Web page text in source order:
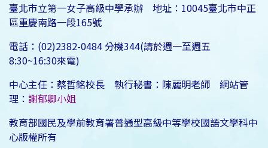
臺北市立第一女子高級中學承辦 地址：10045臺北市中正
區重慶南路一段165號
電話：(02)2382-0484 分機344(請於週一至週五
8:30~16:30來電)
中心主任：蔡哲銘校長 執行秘書：陳麗明老師 網站管
理： 謝郁卿小姐
教育部國民及學前教育署普通型高級中等學校國語文學科中
心版權所有